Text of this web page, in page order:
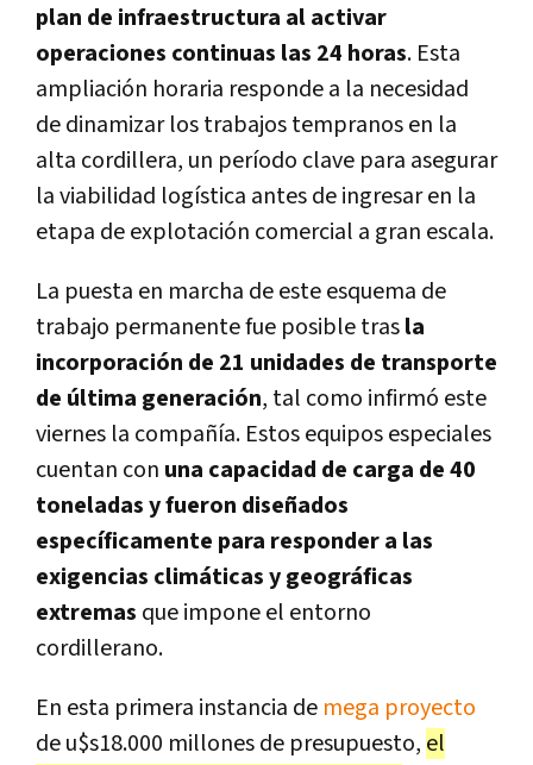
plan de infraestructura al activar
operaciones continuas las 24 horas. Esta
ampliación horaria responde a la necesidad
de dinamizar los trabajos tempranos en la
alta cordillera, un período clave para asegurar
la viabilidad logística antes de ingresar en la
etapa de explotación comercial a gran escala.
La puesta en marcha de este esquema de
trabajo permanente fue posible trasla
incorporación de 21 unidades de transporte
de última generación, tal como infirmó este
viernes la compañía. Estos equipos especiales
cuentan con una capacidad de carga de 40
toneladas y fueron diseñados
específicamente para responder a las
exigencias climáticas y geográficas
extremas que impone el entorno
cordillerano.
En esta primera instancia de mega proyecto
de u$s18.000 millones de presupuesto, el